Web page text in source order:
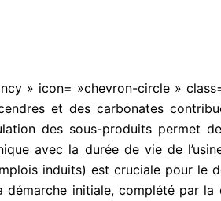
» icon= »chevron-circle »
et des carbonates
des sous-produits permet
avec la durée de vie de
induits) est cruciale pour le
initiale, complété par